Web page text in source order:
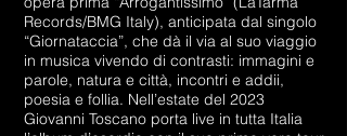
Records/BMG Italy), anticipata dal singolo
“Giornataccia”, che dà il via al suo viaggio
in musica vivendo di contrasti: immagini e
parole, natura e città, incontri e addii,
poesia e follia. Nell’estate del 2023
Giovanni Toscano porta live in tutta Italia